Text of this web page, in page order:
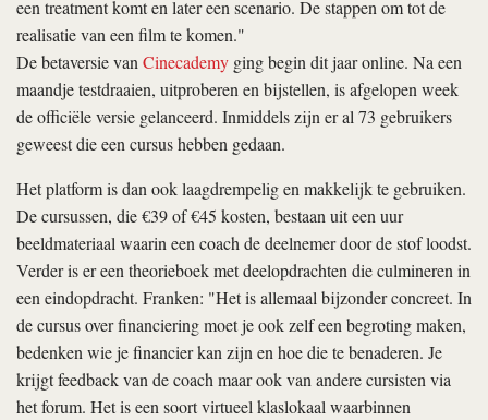
een treatment komt en later een scenario. De stappen om tot de
realisatie van een film te komen."
De betaversie vanCinecademy ging begin dit jaar online. Na een
maandje testdraaien, uitproberen en bijstellen, is afgelopen week
de officiële versie gelanceerd. Inmiddels zijn er al 73 gebruikers
geweest die een cursus hebben gedaan.
Het platform is dan ook laagdrempelig en makkelijk te gebruiken.
De cursussen, die €39 of €45 kosten, bestaan uit een uur
beeldmateriaal waarin een coach de deelnemer door de stof loodst.
Verder is er een theorieboek met deelopdrachten die culmineren in
een eindopdracht. Franken: "Het is allemaal bijzonder concreet. In
de cursus over financiering moet je ook zelf een begroting maken,
bedenken wie je financier kan zijn en hoe die te benaderen. Je
krijgt feedback van de coach maar ook van andere cursisten via
het forum. Het is een soort virtueel klaslokaal waarbinnen